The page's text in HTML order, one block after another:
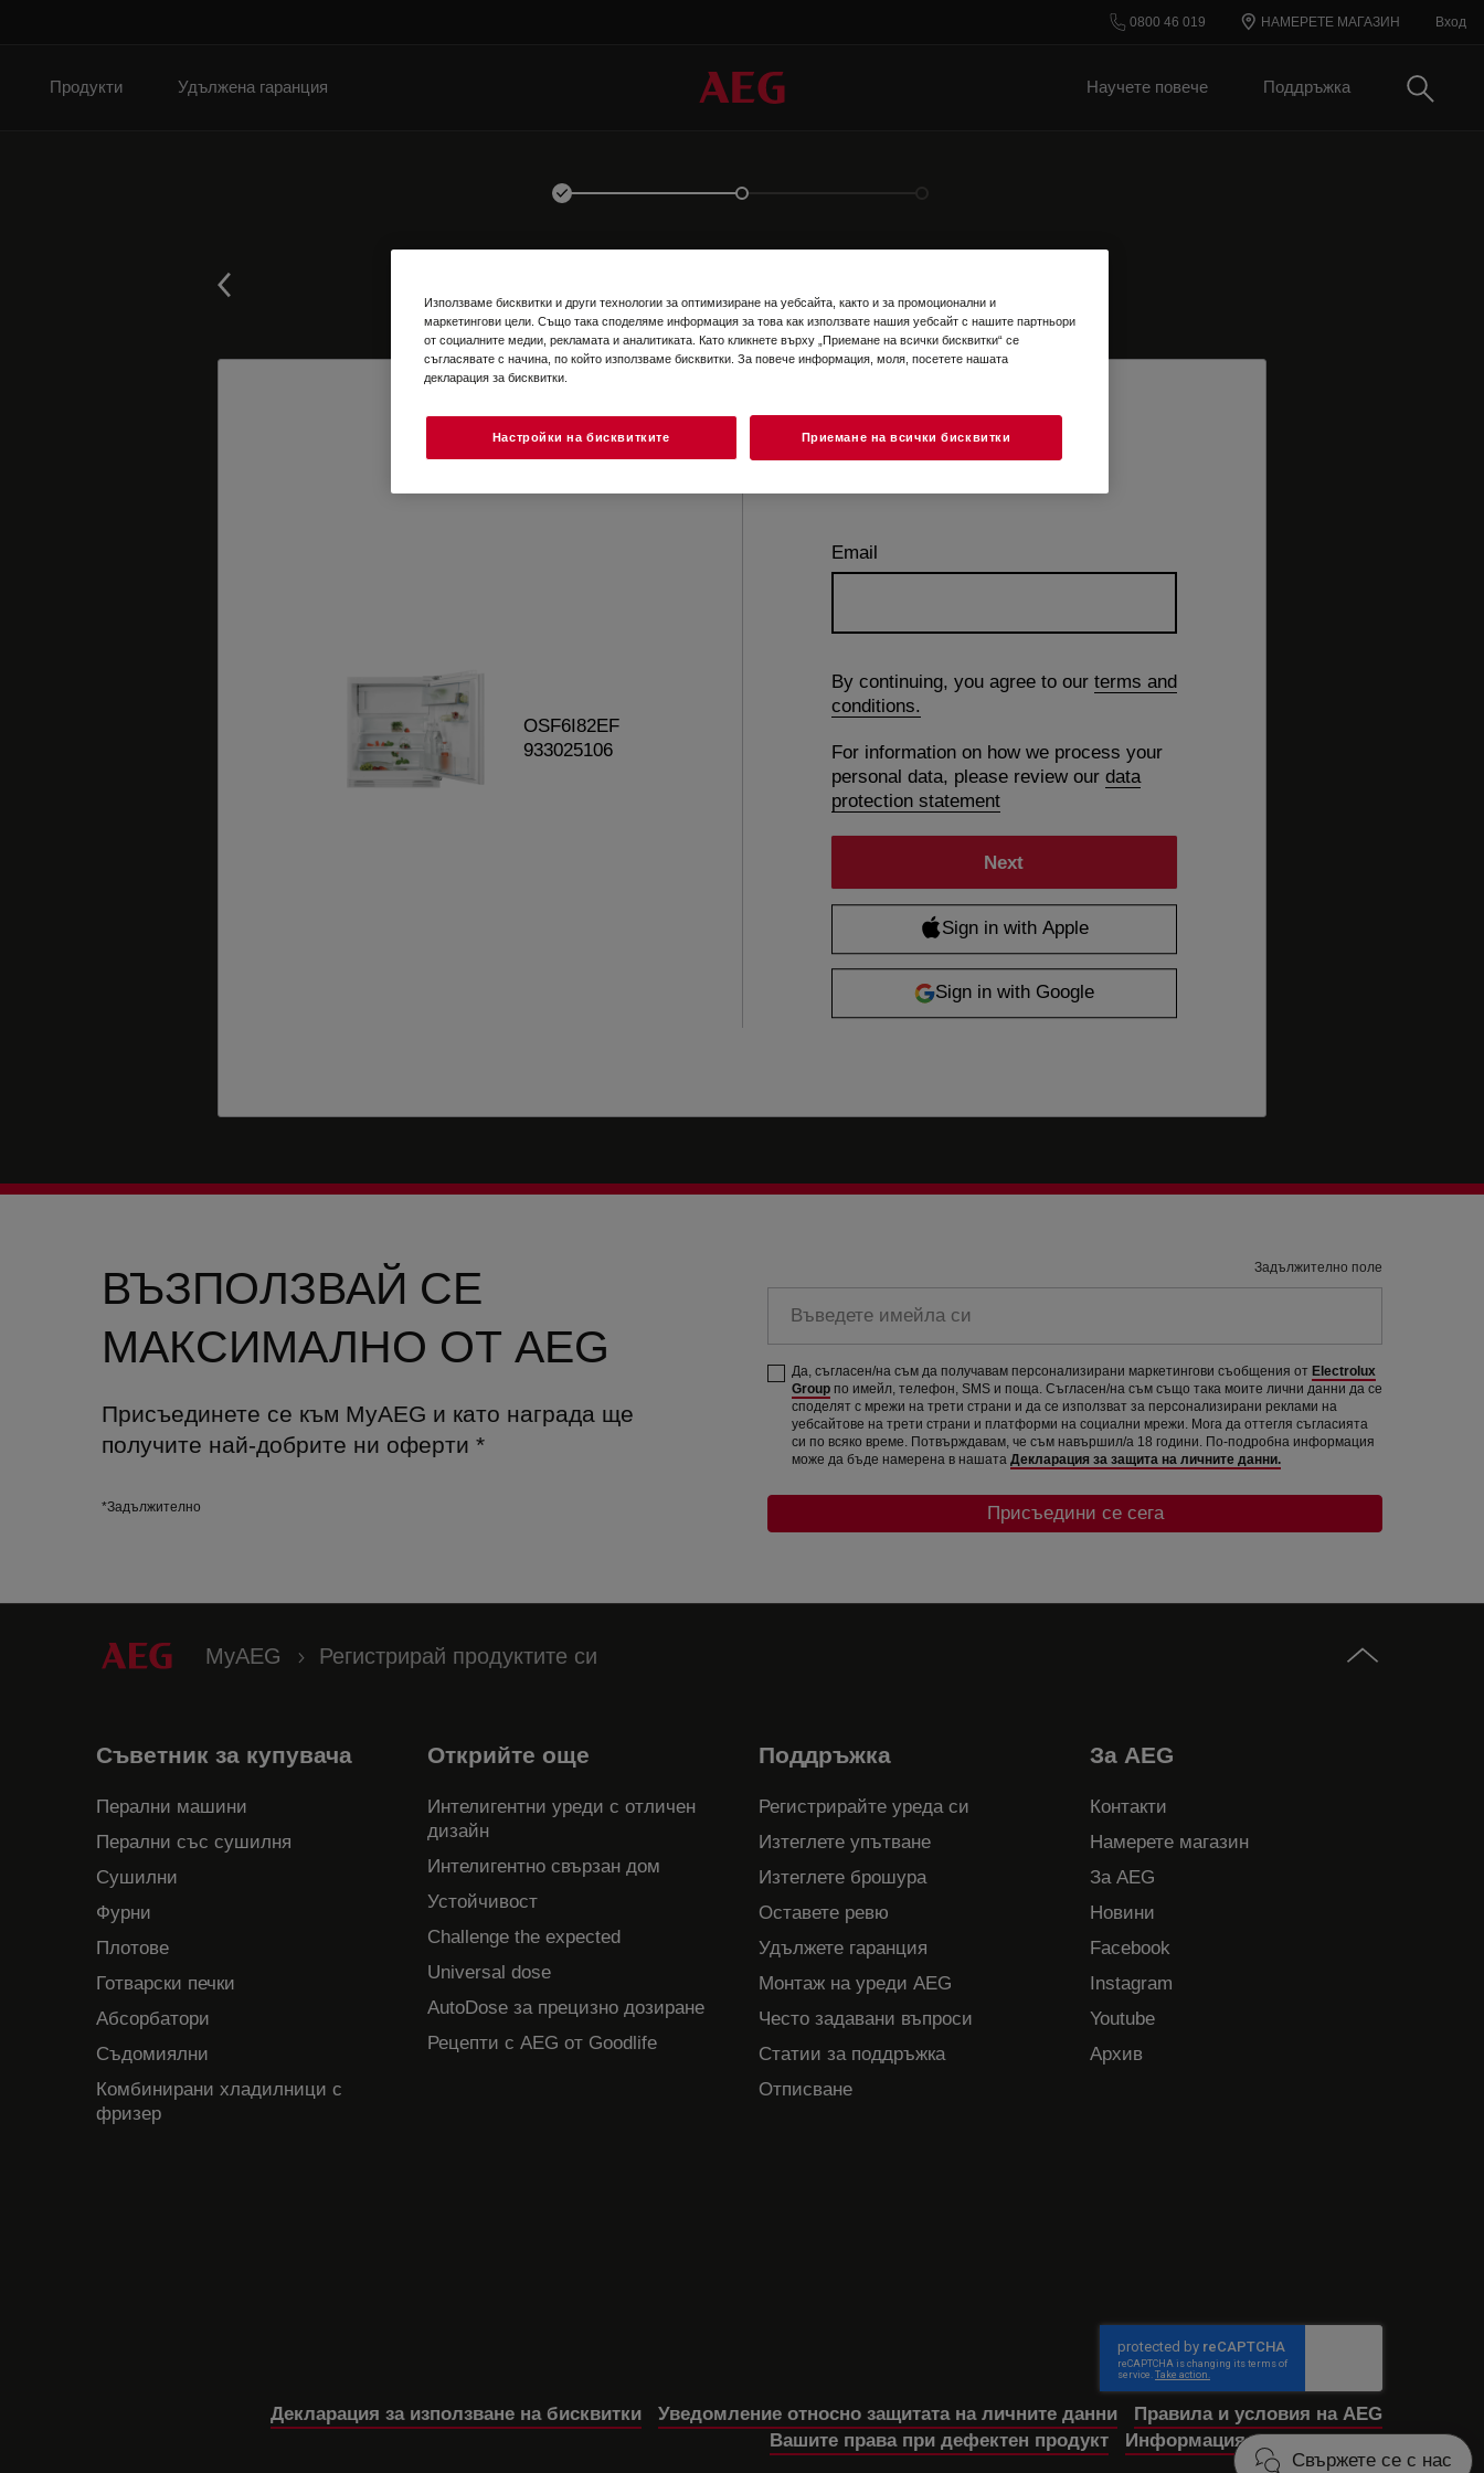
0800 46 019 НАМЕРЕТЕ МАГАЗИН Вход
Продукти Удължена гаранция Научете повече Поддръжка Търси
OSF6I82EF
933025106
Email
By continuing, you agree to our terms and
conditions.
For information on how we process your
personal data, please review our data
protection statement
Свържете се с нас
ВЪЗПОЛЗВАЙ СЕ
МАКСИМАЛНО ОТ AEG
Присъединете се към MyAEG и като награда ще
получите най-добрите ни оферти *
*Задължително
Задължително поле
Да, съгласен/на съм да получавам персонализирани маркетингови съобщения от Electrolux
Group по имейл, телефон, SMS и поща. Съгласен/на съм също така моите лични данни да се
споделят с мрежи на трети страни и да се използват за персонализирани реклами на
уебсайтове на трети страни и платформи на социални мрежи. Мога да оттегля съгласията
си по всяко време. Потвърждавам, че съм навършил/а 18 години. По-подробна информация
може да бъде намерена в нашата Декларация за защита на личните данни.
Присъедини се сега
MyAEG Регистрирай продуктите си
Съветник за купувача
Перални машини
Перални със сушилня
Сушилни
Фурни
Плотове
Готварски печки
Абсорбатори
Съдомиялни
Комбинирани хладилници с
фризер
Открийте още
Интелигентни уреди с отличен
дизайн
Интелигентно свързан дом
Устойчивост
Challenge the expected
Universal dose
AutoDose за прецизно дозиране
Рецепти с AEG от Goodlife
Поддръжка
Регистрирайте уреда си
Изтеглете упътване
Изтеглете брошура
Оставете ревю
Удължете гаранция
Монтаж на уреди AEG
Често задавани въпроси
Статии за поддръжка
Отписване
За AEG
Контакти
Намерете магазин
За AEG
Новини
Facebook
Instagram
Youtube
Архив
Правила и условия на AEG
Уведомление относно защитата на личните данни
Декларация за използване на бисквитки
Информация за достъпност
Вашите права при дефектен продукт
Използваме бисквитки и други технологии за оптимизиране на уебсайта, както и за промоционални и
маркетингови цели. Също така споделяме информация за това как използвате нашия уебсайт с нашите партньори
от социалните медии, рекламата и аналитиката. Като кликнете върху „Приемане на всички бисквитки“ се
съгласявате с начина, по който използваме бисквитки. За повече информация, моля, посетете нашата
декларация за бисквитки.
Настройки на бисквитките Приемане на всички бисквитки